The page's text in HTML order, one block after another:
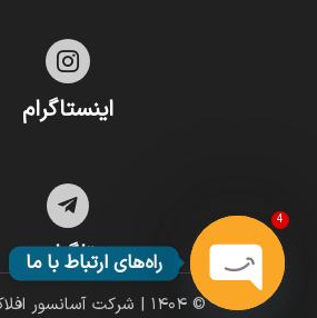

اینستاگرام

تلگرام
© ۱۴۰۴ | شرکت آسانسور افلاک مهر اوج
راه‌های ارتباط با ما
4